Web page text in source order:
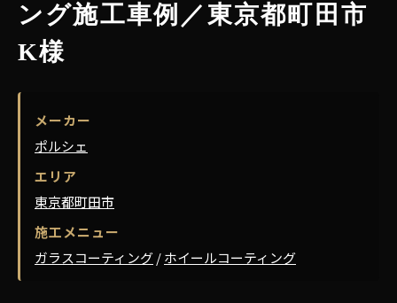
ング施工車例／東京都町田市
K様
メーカー
ポルシェ
エリア
東京都町田市
施工メニュー
ガラスコーティング/ホイールコーティング